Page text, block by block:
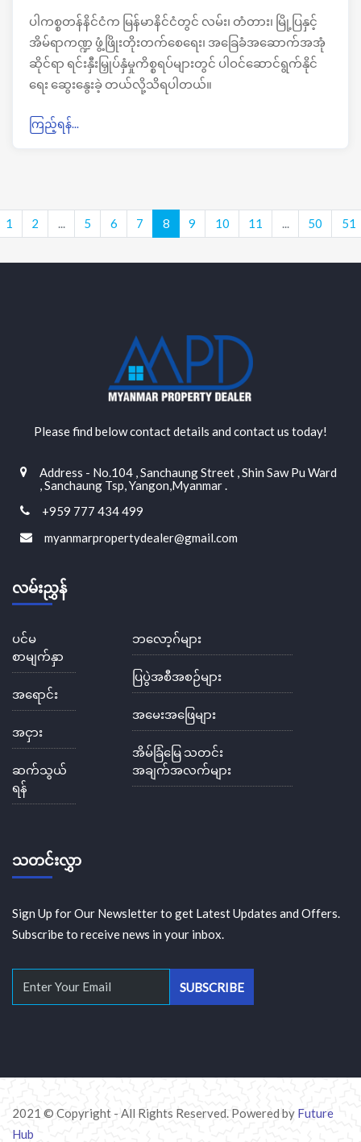
ပါကစ္စတန်နိင်ငံက မြန်မာနိင်ငံတွင် လမ်း၊ တံတား၊ မြို့ပြနှင့်
အိမ်ရာကဏ္ဍ ဖွံ့ဖြိုးတိုးတက်စေရေး၊ အခြေခံအဆောက်အအုံ
ဆိုင်ရာ ရင်းနှီးမြှုပ်နှံမှုကိစ္စရပ်များတွင် ပါဝင်ဆောင်ရွက်နိုင်
ရေး ဆွေးနွေးခဲ့ တယ်လို့သိရပါတယ်။
ကြည့်ရန်...
1 2 ... 5 6 7 8 9 10 11 ... 50 51
Please find below contact details and contact us today!
Address - No.104 , Sanchaung Street , Shin Saw Pu Ward
, Sanchaung Tsp, Yangon,Myanmar .
+959 777 434 499
myanmarpropertydealer@gmail.com
လမ်းညွှန်
ပင်မ
စာမျက်နှာ
အရောင်း
အငှား
ဆက်သွယ်
ရန်
ဘလော့ဂ်များ
ပြပွဲအစီအစဉ်များ
အမေးအဖြေများ
အိမ်ခြံမြေ သတင်း
အချက်အလက်များ
သတင်းလွှာ
Sign Up for Our Newsletter to get Latest Updates and Offers.
Subscribe to receive news in your inbox.
2021 © Copyright - All Rights Reserved. Powered by Future
Hub